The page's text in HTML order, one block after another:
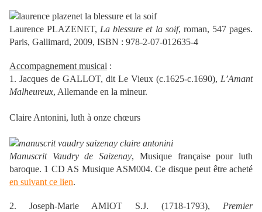
Laurence PLAZENET, La blessure et la soif, roman, 547 pages.
Paris, Gallimard, 2009, ISBN : 978-2-07-012635-4
Accompagnement musical :
1. Jacques de GALLOT, dit Le Vieux (c.1625-c.1690), L’Amant
Malheureux, Allemande en la mineur.
Claire Antonini, luth à onze chœurs
Manuscrit Vaudry de Saizenay, Musique française pour luth
baroque. 1 CD AS Musique ASM004. Ce disque peut être acheté
en suivant ce lien.
2. Joseph-Marie AMIOT S.J. (1718-1793), Premier